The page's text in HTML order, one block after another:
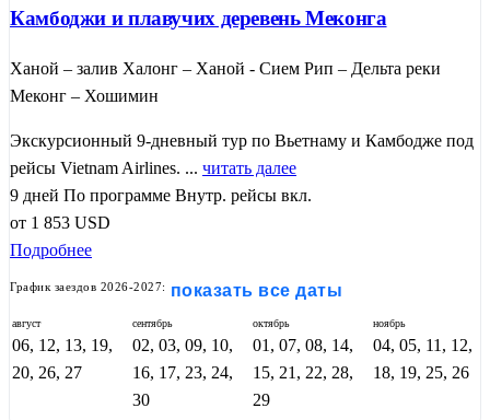
Камбоджи и плавучих деревень Меконга
Ханой – залив Халонг – Ханой - Сием Рип – Дельта реки
Меконг – Хошимин
Экскурсионный 9-дневный тур по Вьетнаму и Камбодже под
рейсы Vietnam Airlines. ... читать далее
9 дней По программе Внутр. рейсы вкл.
от 1 853 USD
Подробнее
График заездов 2026-2027: показать все даты
август
06, 12, 13, 19,
20, 26, 27
сентябрь
02, 03, 09, 10,
16, 17, 23, 24,
30
октябрь
01, 07, 08, 14,
15, 21, 22, 28,
29
ноябрь
04, 05, 11, 12,
18, 19, 25, 26